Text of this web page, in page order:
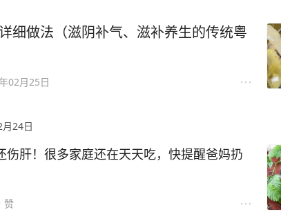
细做法（滋阴补气、滋补养生的传统粤
02月25日
24日
伤肝！很多家庭还在天天吃，快提醒爸妈扔
，但很多人不知道，餐桌上这3种常见蔬菜正
赞